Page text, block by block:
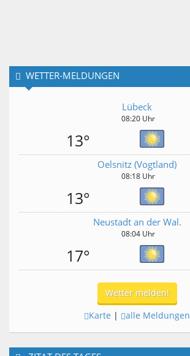
WETTER-MELDUNGEN
Lübeck
08:20 Uhr
13°
Oelsnitz (Vogtland)
08:18 Uhr
13°
Neustadt an der Wal.
08:04 Uhr
17°
Wetter melden!
Karte | alle Meldungen